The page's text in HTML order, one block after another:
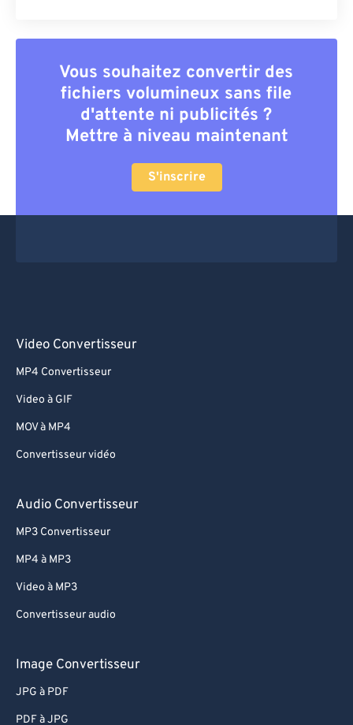
Vous souhaitez convertir des
fichiers volumineux sans file
d'attente ni publicités ?
Mettre à niveau maintenant
S'inscrire
Video Convertisseur
MP4 Convertisseur
Video à GIF
MOV à MP4
Convertisseur vidéo
Audio Convertisseur
MP3 Convertisseur
MP4 à MP3
Video à MP3
Convertisseur audio
Image Convertisseur
JPG à PDF
PDF à JPG